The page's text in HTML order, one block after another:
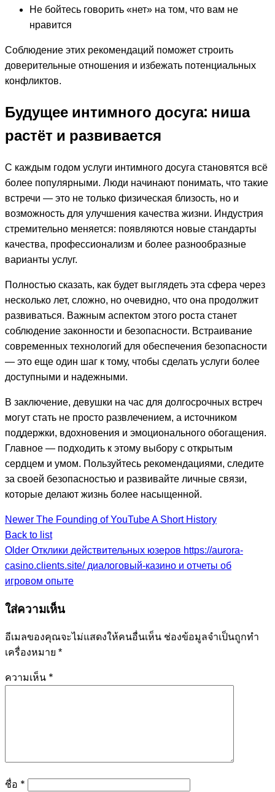
Не бойтесь говорить «нет» на том, что вам не
нравится
Соблюдение этих рекомендаций поможет строить
доверительные отношения и избежать потенциальных
конфликтов.
Будущее интимного досуга: ниша
растёт и развивается
С каждым годом услуги интимного досуга становятся всё
более популярными. Люди начинают понимать, что такие
встречи — это не только физическая близость, но и
возможность для улучшения качества жизни. Индустрия
стремительно меняется: появляются новые стандарты
качества, профессионализм и более разнообразные
варианты услуг.
Полностью сказать, как будет выглядеть эта сфера через
несколько лет, сложно, но очевидно, что она продолжит
развиваться. Важным аспектом этого роста станет
соблюдение законности и безопасности. Встраивание
современных технологий для обеспечения безопасности
— это еще один шаг к тому, чтобы сделать услуги более
доступными и надежными.
В заключение, девушки на час для долгосрочных встреч
могут стать не просто развлечением, а источником
поддержки, вдохновения и эмоционального обогащения.
Главное — подходить к этому выбору с открытым
сердцем и умом. Пользуйтесь рекомендациями, следите
за своей безопасностью и развивайте личные связи,
которые делают жизнь более насыщенной.
Newer The Founding of YouTube A Short History
Back to list
Older Отклики действительных юзеров https://aurora-
casino.clients.site/ диалоговый-казино и отчеты об
игровом опыте
ใส่ความเห็น
อีเมลของคุณจะไม่แสดงให้คนอื่นเห็น ช่องข้อมูลจำเป็นถูกทำ
เครื่องหมาย *
ความเห็น *
ชื่อ *